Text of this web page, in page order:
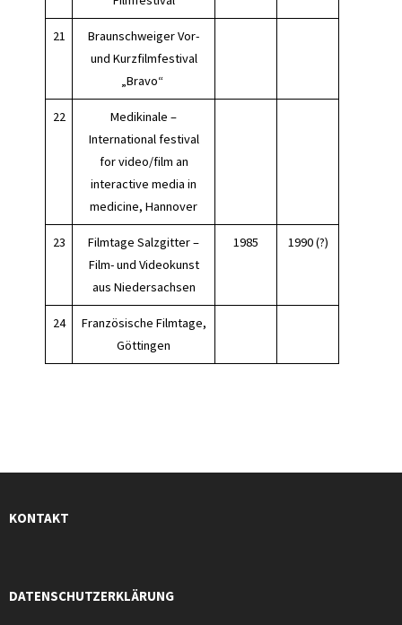
21
Braunschweiger Vor-
und Kurzfilmfestival
„Bravo“
22
Medikinale –
International festival
for video/film an
interactive media in
medicine, Hannover
23
Filmtage Salzgitter –
Film- und Videokunst
aus Niedersachsen
1985 1990 (?)
24
Französische Filmtage,
Göttingen
KONTAKT
DATENSCHUTZERKLÄRUNG